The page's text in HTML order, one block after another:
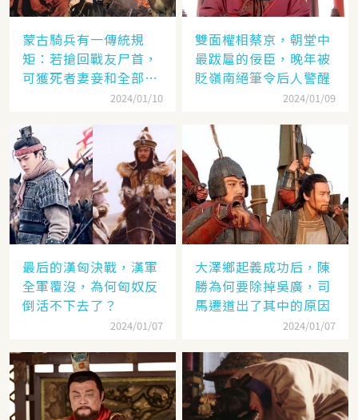
蒙古騎兵有一傳統規
矩：若搶回戰友尸首，
可獲死者妻妾和全部牲
2024/01/10
雙面權相蔡京，朝堂中
最跋扈的佞臣，晚年被
貶嶺南絕筆令后人警醒
2024/01/09
最后的漢匈決戰，漢軍
全軍覆沒，為何匈奴反
倒活不下去了？
2024/01/07
大澤鄉起義成功后，陳
勝為何要除掉吳廣，司
馬遷道出了其中的原因
2024/01/07